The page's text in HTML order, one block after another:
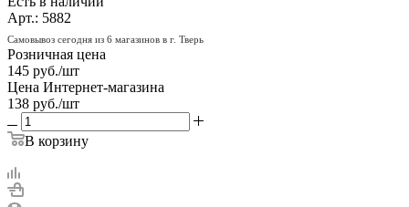
Арт.: 5882
Самовывоз сегодня из 6 магазинов в г. Тверь
Розничная цена
145 руб./шт
Цена Интернет-магазина
138 руб./шт
В корзину